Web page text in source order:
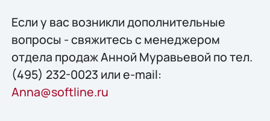
Если у вас возникли дополнительные
вопросы - свяжитесь с менеджером
отдела продаж Анной Муравьевой по тел.
(495) 232-0023 или e-mail:
Anna@softline.ru